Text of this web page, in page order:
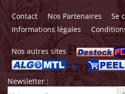
Contact Nos Partenaires Se
Informations légales
Nos autres sites
Newsletter :